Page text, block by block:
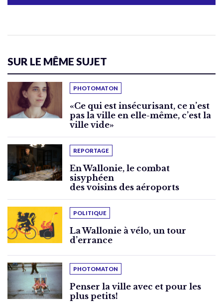
SUR LE MÊME SUJET
PHOTOMATON
«Ce qui est insécurisant, ce n’est
pas la ville en elle-même, c’est la
ville vide»
REPORTAGE
En Wallonie, le combat
sisyphéen
des voisins des aéroports
POLITIQUE
La Wallonie à vélo, un tour
d’errance
PHOTOMATON
Penser la ville avec et pour les
plus petits!